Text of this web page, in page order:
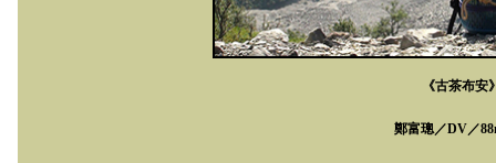
《古茶布安
鄭富璁／DV／